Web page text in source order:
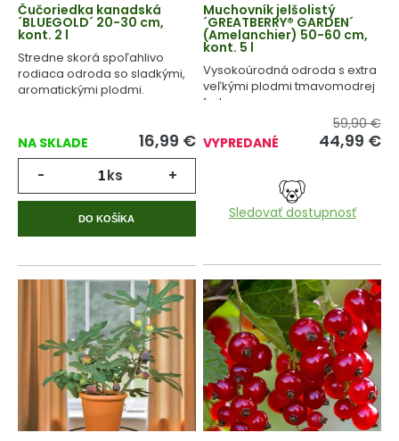
Čučoriedka kanadská
´BLUEGOLD´ 20-30 cm,
kont. 2 l
Stredne skorá spoľahlivo
rodiaca odroda so sladkými,
aromatickými plodmi.
NA SKLADE 16,99 €
- ks +
DO KOŠÍKA
Muchovník jelšolistý
´GREATBERRY® GARDEN´
(Amelanchier) 50-60 cm,
kont. 5 l
Vysokoúrodná odroda s extra
veľkými plodmi tmavomodrej
farby.
VYPREDANÉ
59,90 €
44,99 €
Sledovať dostupnosť